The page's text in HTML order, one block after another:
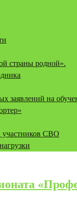
страны родной».
заявлений на
участников СВО